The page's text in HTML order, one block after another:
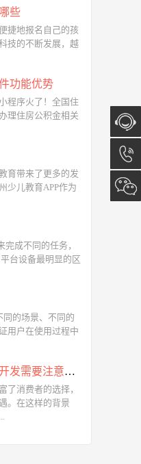
些
捷地报名自己的孩
技的不断发展，越
功能优势
程序火了！全国住
理住房公积金相关
育带来了更多的发
少儿教育APP作为
成不同的任务，
台设备最明显的区
同的场景、不同的
用户在使用过程中
互联网智能家居系统的制作和开发需要注意哪些方面
了消费者的选择，
。在这样的背景
在线咨
询